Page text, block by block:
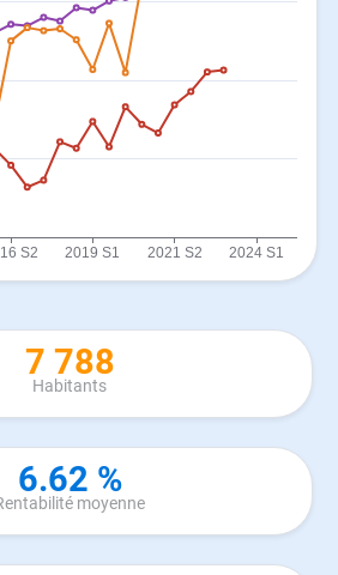
7 788
Habitants
6.62 %
moyenne